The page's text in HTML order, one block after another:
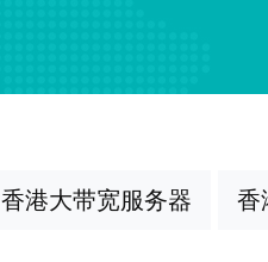
香港大带宽服务器 香